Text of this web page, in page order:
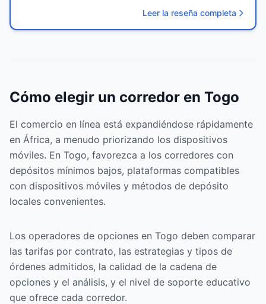
Leer la reseña completa
Cómo elegir un corredor en Togo
El comercio en línea está expandiéndose rápidamente
en África, a menudo priorizando los dispositivos
móviles. En Togo, favorezca a los corredores con
depósitos mínimos bajos, plataformas compatibles
con dispositivos móviles y métodos de depósito
locales convenientes.
Los operadores de opciones en Togo deben comparar
las tarifas por contrato, las estrategias y tipos de
órdenes admitidos, la calidad de la cadena de
opciones y el análisis, y el nivel de soporte educativo
que ofrece cada corredor.